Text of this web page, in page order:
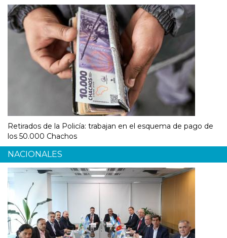
Retirados de la Policía: trabajan en el esquema de pago de
los 50.000 Chachos
NACIONALES